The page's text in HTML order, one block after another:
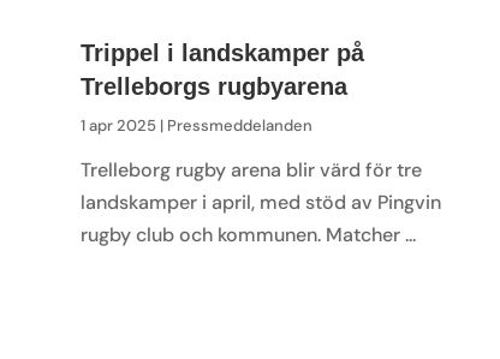
Trippel i landskamper på
Trelleborgs rugbyarena
1 apr 2025 | Pressmeddelanden
Trelleborg rugby arena blir värd för tre
landskamper i april, med stöd av Pingvin
rugby club och kommunen. Matcher ...